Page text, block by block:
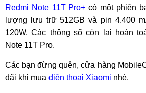
Redmi Note 11T Pro+ có một phiên
lượng lưu trữ 512GB và pin 4.400
120W. Các thông số còn lại hoàn
Note 11T Pro.
Các bạn đừng quên, cửa hàng
đãi khi mua điện thoại Xiaomi nhé.